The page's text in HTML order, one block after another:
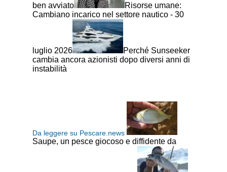
ben avviato
Risorse umane:
Cambiano incarico nel settore nautico - 30
luglio 2026
Perché Sunseeker
cambia ancora azionisti dopo diversi anni di
instabilità
Da leggere su Pescare.news
Saupe, un pesce giocoso e diffidente da